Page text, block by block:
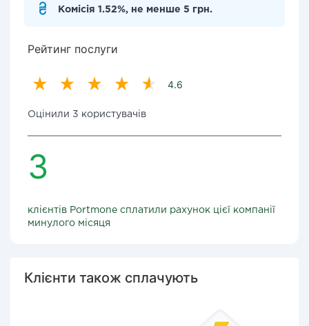
Комісія 1.52%, не менше 5 грн.
Рейтинг послуги
4.6
Оцінили 3 користувачів
3
клієнтів Portmone сплатили рахунок цієї компанії
минулого місяця
Клієнти також сплачують